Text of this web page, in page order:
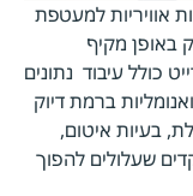
אוויריות למעטפת
באופן מקיף
כולל עיבוד נתונים
ברמת דיוק
בעיות איטום,
שעלולים להפוך